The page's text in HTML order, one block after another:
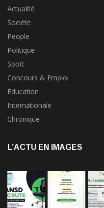
Actualité
Société
People
Politique
Sport
Concours & Emploi
Education
Internationale
Chronique
L’ACTU EN IMAGES